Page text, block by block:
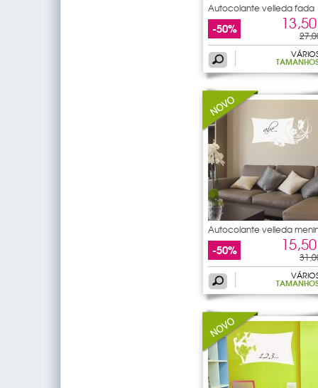
Autocolante velleda fada
-50%
Autocolante velleda
-50%